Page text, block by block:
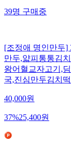
39명구매중
[조정애 명인만두]
만두,얇피통통김
왕어혈교자고기,
국,진심만두김치
40,000원
37%25,400원